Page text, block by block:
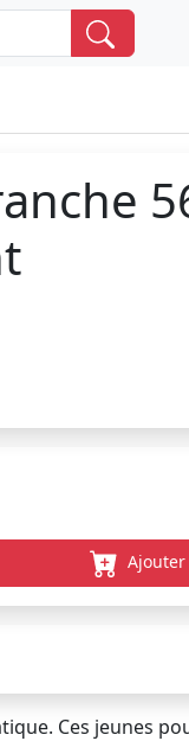
Ces jeunes